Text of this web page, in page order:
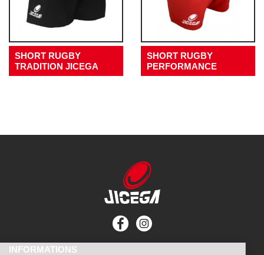
SHORT RUGBY
TRADITION JICEGA
SHORT RUGBY
PERFORMANCE
INFORMATIONS